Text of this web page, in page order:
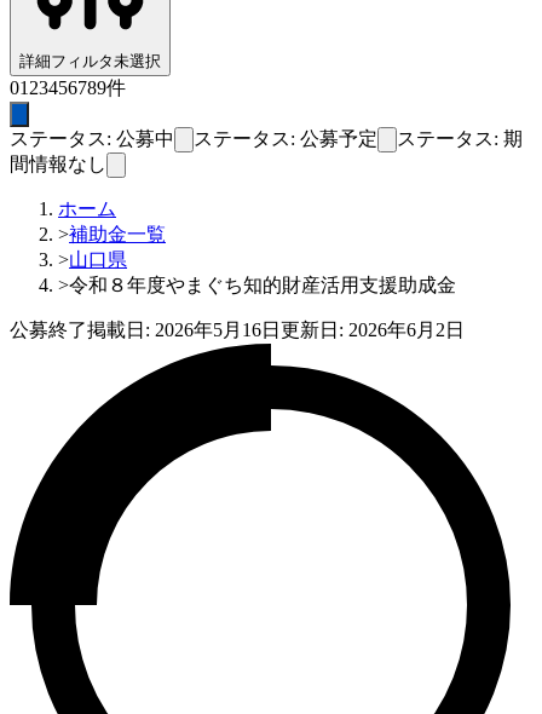
詳細フィルタ未選択
01 23456789件
ステータス: 公募中 ステータス: 公募予定
ステータス: 期
間情報なし
ホーム
>補助金一覧
>山口県
>令和８年度やまぐち知的財産活用支援助成金
公募終了掲載日: 2026年5月16日 更新日: 2026年6月2日